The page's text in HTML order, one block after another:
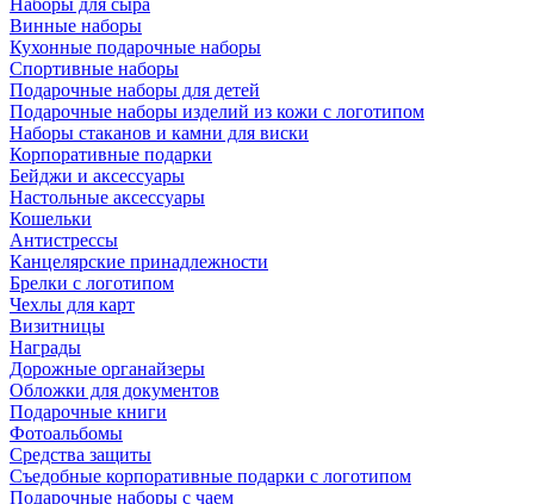
Наборы для сыра
Винные наборы
Кухонные подарочные наборы
Спортивные наборы
Подарочные наборы для детей
Подарочные наборы изделий из кожи с логотипом
Наборы стаканов и камни для виски
Корпоративные подарки
Бейджи и аксессуары
Настольные аксессуары
Кошельки
Антистрессы
Канцелярские принадлежности
Брелки с логотипом
Чехлы для карт
Визитницы
Награды
Дорожные органайзеры
Обложки для документов
Подарочные книги
Фотоальбомы
Средства защиты
Съедобные корпоративные подарки с логотипом
Подарочные наборы с чаем